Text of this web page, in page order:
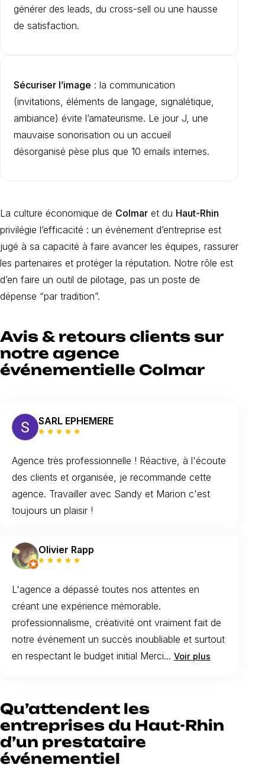
générer des leads, du cross-sell ou une hausse
de satisfaction.
Sécuriser l’image : la communication
(invitations, éléments de langage, signalétique,
ambiance) évite l’amateurisme. Le jour J, une
mauvaise sonorisation ou un accueil
désorganisé pèse plus que 10 emails internes.
La culture économique de Colmar et du Haut-Rhin
privilégie l’efficacité : un événement d’entreprise est
jugé à sa capacité à faire avancer les équipes, rassurer
les partenaires et protéger la réputation. Notre rôle est
d’en faire un outil de pilotage, pas un poste de
dépense “par tradition”.
Avis & retours clients sur
notre agence
événementielle Colmar
SARL EPHEMERE
Agence très professionnelle ! Réactive, à l'écoute
des clients et organisée, je recommande cette
agence. Travailler avec Sandy et Marion c'est
toujours un plaisir !
Olivier Rapp
L'agence a dépassé toutes nos attentes en
créant une expérience mémorable.
professionnalisme, créativité ont vraiment fait de
notre événement un succès inoubliable et surtout
en respectant le budget initial Merci... Voir plus
Qu’attendent les
entreprises du Haut-Rhin
d’un prestataire
événementiel